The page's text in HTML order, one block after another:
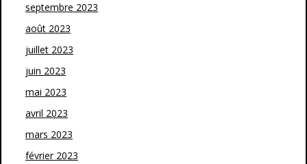
septembre 2023
août 2023
juillet 2023
juin 2023
mai 2023
avril 2023
mars 2023
février 2023